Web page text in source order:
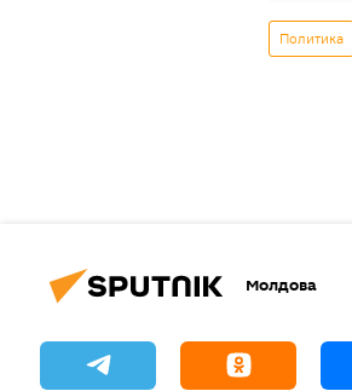
Политика
Молдова